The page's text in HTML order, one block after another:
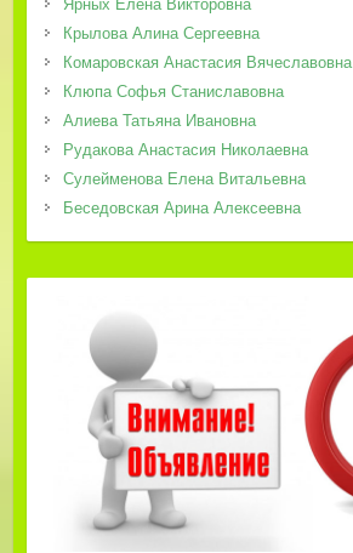
Ярных Елена Викторовна
Крылова Алина Сергеевна
Комаровская Анастасия Вячеславовна
Клюпа Софья Станиславовна
Алиева Татьяна Ивановна
Рудакова Анастасия Николаевна
Сулейменова Елена Витальевна
Беседовская Арина Алексеевна